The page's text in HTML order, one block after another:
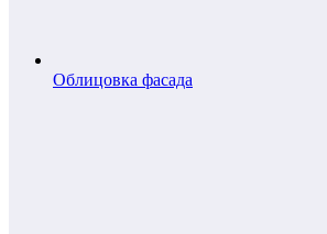
Облицовка фасада